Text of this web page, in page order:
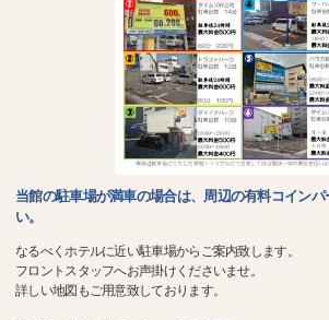
当館の駐車場が満車の場合は、周辺の有料コイン
い。
なるべくホテルに近い駐車場からご案内致します。
フロントスタッフへお声掛けくださいませ。
詳しい地図もご用意致しております。